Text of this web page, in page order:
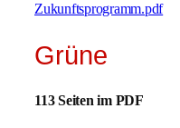
Zukunftsprogramm.pdf
Grüne
113 Seiten im PDF